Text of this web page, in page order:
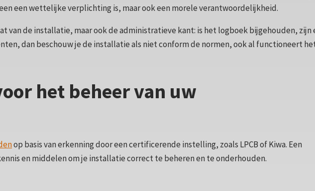
een wettelijke verplichting is, maar ook een morele verantwoordelijkheid.
van de installatie, maar ook de administratieve kant: is het logboek bijgehouden, zijn
dan beschouw je de installatie als niet conform de normen, ook al functioneert
het beheer van uw
op basis van erkenning door een certificerende instelling, zoals LPCB of Kiwa. Een
en middelen om je installatie correct te beheren en te onderhouden.